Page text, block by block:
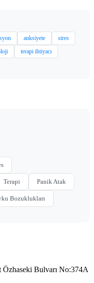
anksiyete
stres
terapi ihtiyacı
Terapi Panik Atak
Bozuklukları
Bulvarı No:374A